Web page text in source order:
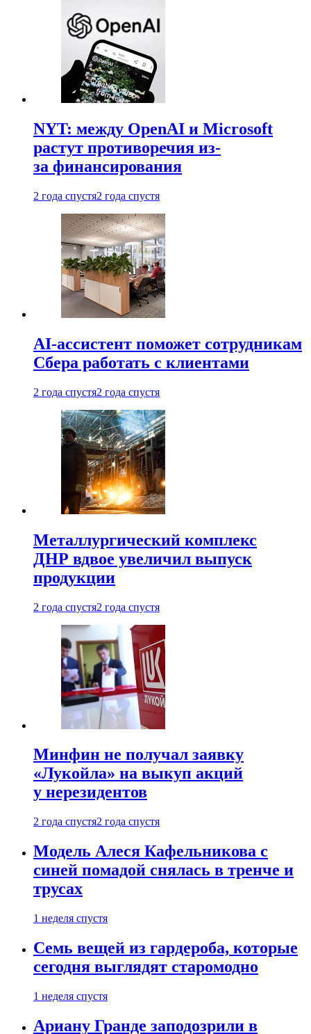
NYT: между OpenAI и Microsoft
растут противоречия из-
за финансирования
2 года спустя2 года спустя
AI-ассистент поможет сотрудникам
Сбера работать с клиентами
2 года спустя2 года спустя
Металлургический комплекс
ДНР вдвое увеличил выпуск
продукции
2 года спустя2 года спустя
Минфин не получал заявку
«Лукойла» на выкуп акций
у нерезидентов
2 года спустя2 года спустя
Модель Алеся Кафельникова с
синей помадой снялась в тренче и
трусах
1 неделя спустя
Семь вещей из гардероба, которые
сегодня выглядят старомодно
1 неделя спустя
Ариану Гранде заподозрили в